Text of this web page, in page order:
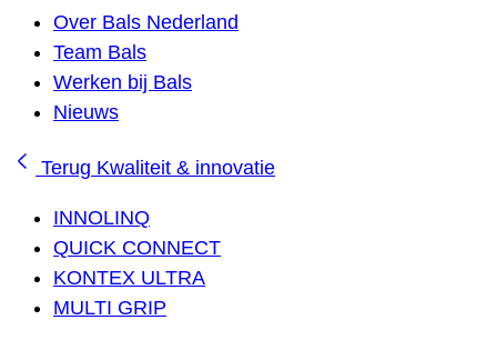
Over Bals Nederland
Team Bals
Werken bij Bals
Nieuws
Terug Kwaliteit & innovatie
INNOLINQ
QUICK CONNECT
KONTEX ULTRA
MULTI GRIP